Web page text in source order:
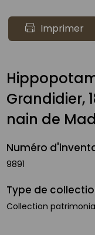
Imprimer
Grandidier,
nain de
Numéro
9891
Type de
Collection